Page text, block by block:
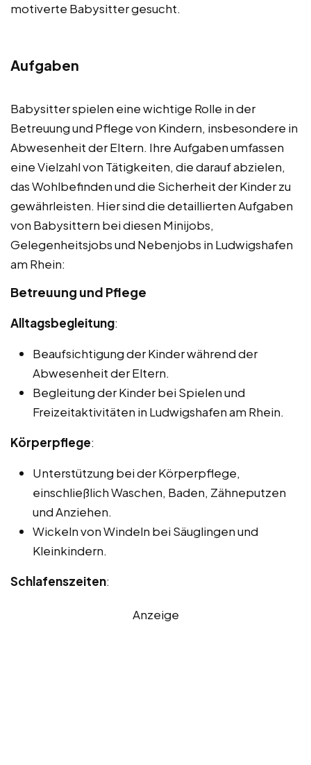
motiverte Babysitter gesucht.
Aufgaben
Babysitter spielen eine wichtige Rolle in der
Betreuung und Pflege von Kindern, insbesondere in
Abwesenheit der Eltern. Ihre Aufgaben umfassen
eine Vielzahl von Tätigkeiten, die darauf abzielen,
das Wohlbefinden und die Sicherheit der Kinder zu
gewährleisten. Hier sind die detaillierten Aufgaben
von Babysittern bei diesen Minijobs,
Gelegenheitsjobs und Nebenjobs in Ludwigshafen
am Rhein:
Betreuung und Pflege
Alltagsbegleitung:
Beaufsichtigung der Kinder während der
Abwesenheit der Eltern.
Begleitung der Kinder bei Spielen und
Freizeitaktivitäten in Ludwigshafen am Rhein.
Körperpflege:
Unterstützung bei der Körperpflege,
einschließlich Waschen, Baden, Zähneputzen
und Anziehen.
Wickeln von Windeln bei Säuglingen und
Kleinkindern.
Schlafenszeiten:
Anzeige